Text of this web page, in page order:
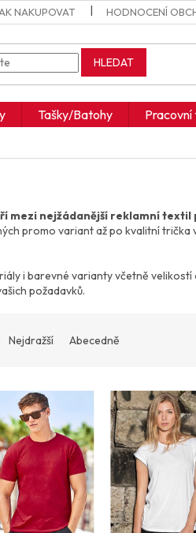
NAKUPOVAT HODNOCENÍ
HLEDAT
Tašky/Batohy
mezi nejžádanější reklamní
promo variant až po kvalitní
i barevné varianty včetně
požadavků.
Nejdražší Abecedně